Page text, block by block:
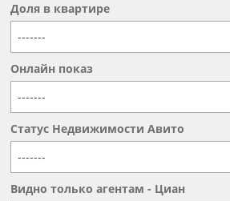
Доля в квартире
-------
Онлайн показ
-------
Статус Недвижимости Авито
-------
Видно только агентам - Циан